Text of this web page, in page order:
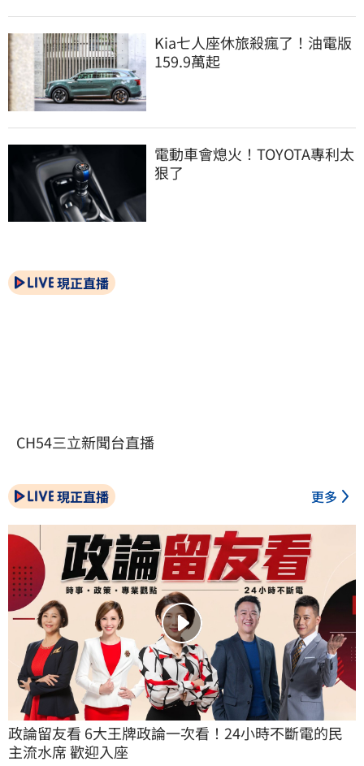
Kia七人座休旅殺瘋了！油電版
159.9萬起
電動車會熄火！TOYOTA專利太
狠了
現正直播
CH54三立新聞台直播
現正直播 更多
政論留友看 6大王牌政論一次看！24小時不斷電的民
主流水席 歡迎入座